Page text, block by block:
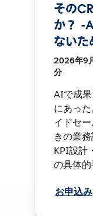
その
か？ -
ないた
2026年9
分
AIで成
にあっ
イドセ
きの業
KPI設計
の具体的
お申込み